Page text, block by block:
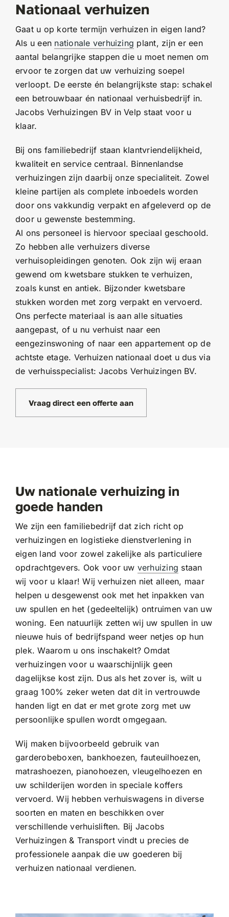
Nationaal verhuizen
Gaat u op korte termijn verhuizen in eigen land?
Als u een nationale verhuizing plant, zijn er een
aantal belangrijke stappen die u moet nemen om
ervoor te zorgen dat uw verhuizing soepel
verloopt. De eerste én belangrijkste stap: schakel
een betrouwbaar én nationaal verhuisbedrijf in.
Jacobs Verhuizingen BV in Velp staat voor u
klaar.
Bij ons familiebedrijf staan klantvriendelijkheid,
kwaliteit en service centraal. Binnenlandse
verhuizingen zijn daarbij onze specialiteit. Zowel
kleine partijen als complete inboedels worden
door ons vakkundig verpakt en afgeleverd op de
door u gewenste bestemming.
Al ons personeel is hiervoor speciaal geschoold.
Zo hebben alle verhuizers diverse
verhuisopleidingen genoten. Ook zijn wij eraan
gewend om kwetsbare stukken te verhuizen,
zoals kunst en antiek. Bijzonder kwetsbare
stukken worden met zorg verpakt en vervoerd.
Ons perfecte materiaal is aan alle situaties
aangepast, of u nu verhuist naar een
eengezinswoning of naar een appartement op de
achtste etage. Verhuizen nationaal doet u dus via
de verhuisspecialist: Jacobs Verhuizingen BV.
Vraag direct een offerte aan
Uw nationale verhuizing in
goede handen
We zijn een familiebedrijf dat zich richt op
verhuizingen en logistieke dienstverlening in
eigen land voor zowel zakelijke als particuliere
opdrachtgevers. Ook voor uw verhuizing staan
wij voor u klaar! Wij verhuizen niet alleen, maar
helpen u desgewenst ook met het inpakken van
uw spullen en het (gedeeltelijk) ontruimen van uw
woning. Een natuurlijk zetten wij uw spullen in uw
nieuwe huis of bedrijfspand weer netjes op hun
plek. Waarom u ons inschakelt? Omdat
verhuizingen voor u waarschijnlijk geen
dagelijkse kost zijn. Dus als het zover is, wilt u
graag 100% zeker weten dat dit in vertrouwde
handen ligt en dat er met grote zorg met uw
persoonlijke spullen wordt omgegaan.
Wij maken bijvoorbeeld gebruik van
garderobeboxen, bankhoezen, fauteuilhoezen,
matrashoezen, pianohoezen, vleugelhoezen en
uw schilderijen worden in speciale koffers
vervoerd. Wij hebben verhuiswagens in diverse
soorten en maten en beschikken over
verschillende verhuisliften. Bij Jacobs
Verhuizingen & Transport vindt u precies de
professionele aanpak die uw goederen bij
verhuizen nationaal verdienen.